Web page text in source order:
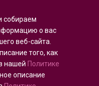
собираем
о вас
веб-сайта.
того, как
нашей Политике
описание